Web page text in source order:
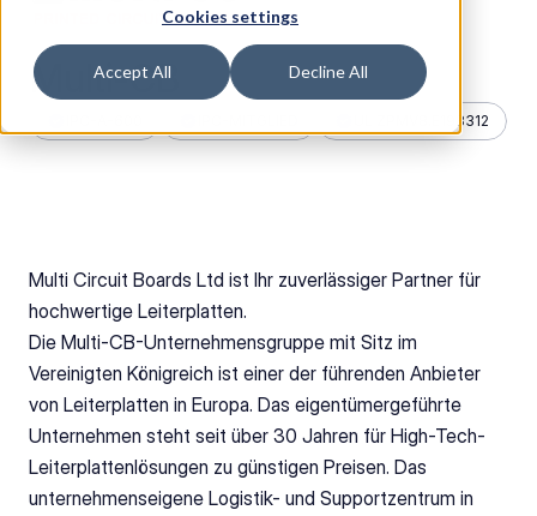
Cookies settings
Accept All Decline All
Multi-CB
UL ZPMV8.E198312
Multi Circuit Boards Ltd ist Ihr zuverlässiger Partner für
hochwertige Leiterplatten.
Die Multi-CB-Unternehmensgruppe mit Sitz im
Vereinigten Königreich ist einer der führenden Anbieter
von Leiterplatten in Europa. Das eigentümergeführte
Unternehmen steht seit über 30 Jahren für High-Tech-
Leiterplattenlösungen zu günstigen Preisen. Das
unternehmenseigene Logistik- und Supportzentrum in